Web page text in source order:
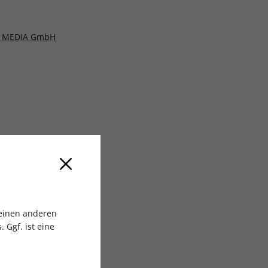
MEDIA GmbH
anderen
Ggf. ist eine